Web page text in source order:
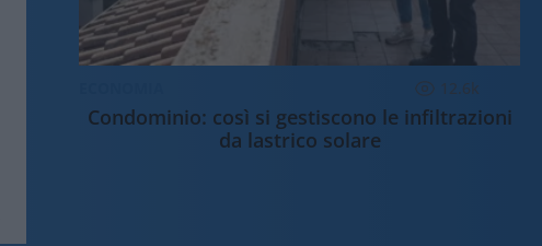
12.6k
Condominio: così si gestiscono le infiltrazioni
da lastrico solare